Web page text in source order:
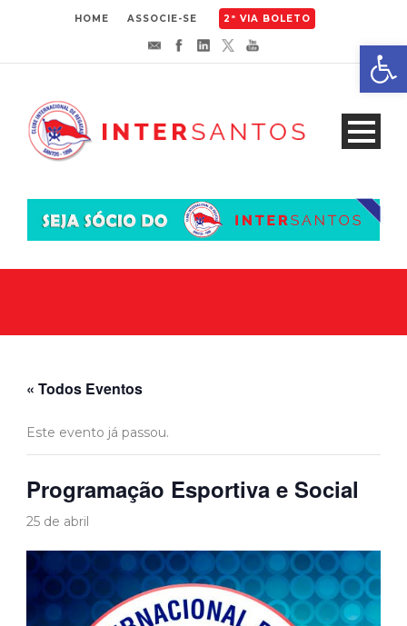
HOME ASSOCIE-SE 2ª VIA BOLETO
« Todos Eventos
Este evento já passou.
Programação Esportiva e Social
25 de abril
Abrir